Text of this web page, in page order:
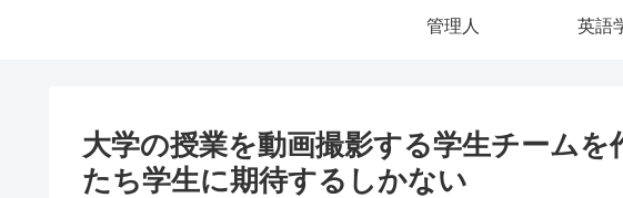
管理人 英語
大学の授業を動画撮影する学生チーム
たち学生に期待するしかない